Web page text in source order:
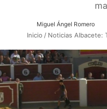
Miguel Ángel Romero
Inicio / Noticias Albacete: